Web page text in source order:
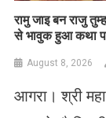
रामु जाइ बन राजु
से भावुक हुआ कथा
August 8, 2026
आगरा। श्री